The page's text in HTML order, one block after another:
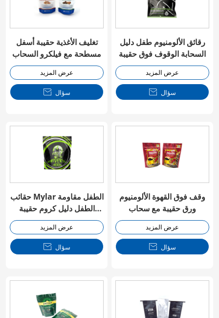
تغليف الأغذية حقيبة أسفل
مسطحة مع فيلكرو السحاب
عرض المزيد
 سؤال
رقائق الألومنيوم طفل دليل
السحابة الوقوف فوق حقيبة
عرض المزيد
 سؤال
حقائب Mylar الطفل مقاومة
الطفل دليل كروم حقيبة
السحاب
عرض المزيد
 سؤال
وقف فوق القهوة الألومنيوم
ورق حقيبة مع سحاب
عرض المزيد
 سؤال